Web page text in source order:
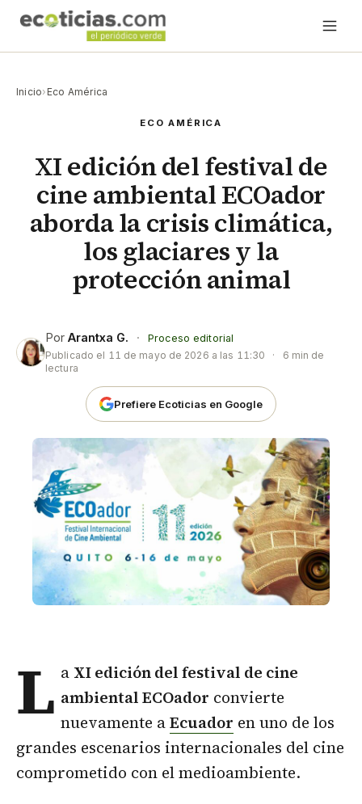
Inicio› Eco América
ECO AMÉRICA
XI edición del festival de
cine ambiental ECOador
aborda la crisis climática,
los glaciares y la
protección animal
Por Arantxa G. ·
Proceso editorial
Publicado el 11 de mayo de 2026 a las 11:30 ·
6 min de
lectura
Prefiere Ecoticias en Google
L a XI edición del festival de cine
ambiental ECOador convierte
nuevamente aEcuador en uno de los
grandes escenarios internacionales del cine
comprometido con el medioambiente.